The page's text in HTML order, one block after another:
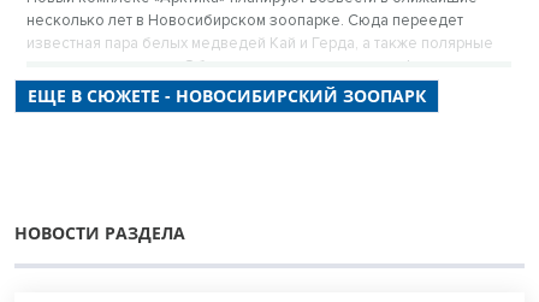
несколько лет в Новосибирском зоопарке. Сюда переедет
известная пара белых медведей Кай и Герда, а также полярные
совы, волки и песцы. Об этом рассказал в прямом эфире
«Новосибирских новостей» директор Новосибирского зоопарка
Андрей Шило.
ЕЩЕ В СЮЖЕТЕ - НОВОСИБИРСКИЙ ЗООПАРК
НОВОСТИ РАЗДЕЛА